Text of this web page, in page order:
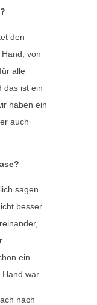
den
von
alle
das ist ein
haben ein
auch
sagen.
besser
ein
war.
nach